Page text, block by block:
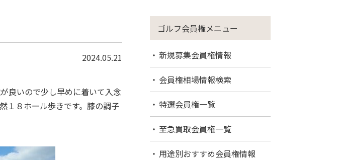
2024.05.21
良いので少し早めに着いて入念
１８ホール歩きです。膝の調子
ゴルフ会員権メニュー
新規募集会員権情報
会員権相場情報検索
特選会員権一覧
至急買取会員権一覧
用途別おすすめ会員権情報